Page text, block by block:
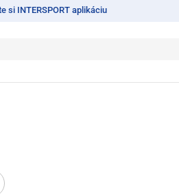
si INTERSPORT aplikáciu